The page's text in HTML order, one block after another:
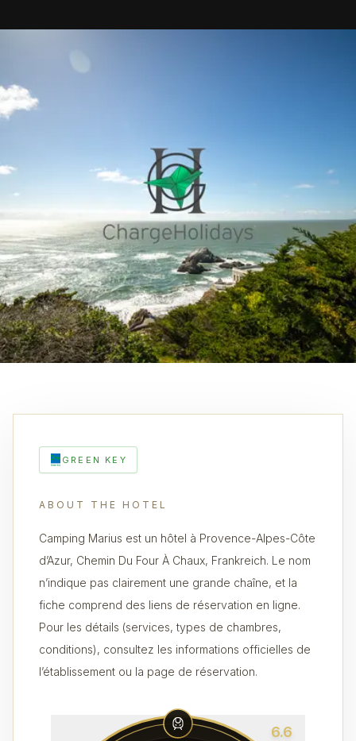
GREEN KEY
ABOUT THE HOTEL
Camping Marius est un hôtel à Provence-Alpes-Côte
d’Azur, Chemin Du Four À Chaux, Frankreich. Le nom
n’indique pas clairement une grande chaîne, et la
fiche comprend des liens de réservation en ligne.
Pour les détails (services, types de chambres,
conditions), consultez les informations officielles de
l’établissement ou la page de réservation.
6.6